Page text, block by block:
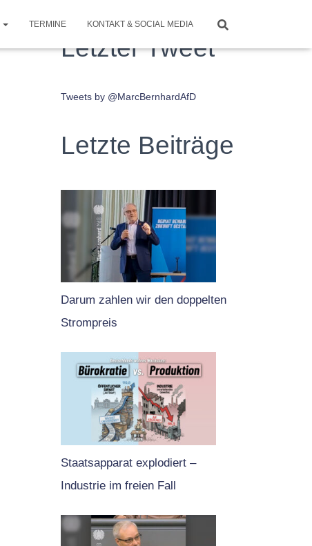
TERMINE KONTAKT & SOCIAL MEDIA
Letzter Tweet
Tweets by @MarcBernhardAfD
Letzte Beiträge
Darum zahlen wir den doppelten
Strompreis
Staatsapparat explodiert –
Industrie im freien Fall